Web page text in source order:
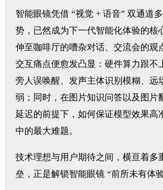
智能眼镜凭借 “视觉 + 语音” 双通道
势，已然成为下一代智能化体验的核
伸至咖啡厅的嘈杂对话、交流会的观
交互痛点便愈发凸显：硬件算力跟不
旁人误唤醒、发声主体识别模糊、远
弱；同时，在图片知识问答以及图片
延迟的前提下，如何保证模型效果高
中的最大难题。
技术理想与用户期待之间，横亘着多
垒，正是解锁智能眼镜 “前所未有体